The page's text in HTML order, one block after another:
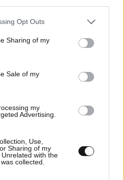
app uses one or more Google
behaviour. You may click to
and its third-party tags to
purposes in below Google
Opt Outs
Sharing of my
Sale of my
my
Advertising.
Use,
Sharing of my
with the
collected.
πρέπει μεσα να το έχει
Συνχαρητηρια
τους ,δεν τους φτάνει
Θέλουν όμως έμψυχο
01:44
έργο μετά από χρόνια